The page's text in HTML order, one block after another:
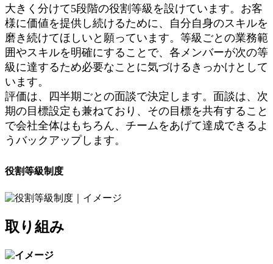
大きく分けて5段階の役割等級を設けています。お客
様に価値を提供し続けるために、自分自身のスキルを
磨き続けてほしいと願っています。等級ごとの業務範
囲やスキルを明確にすることで、各メンバーが次の等
級に達するため必要なことに気づけるきっかけとして
います。
評価は、四半期ごとの面談で決定します。面談は、次
期の目標設定も兼ねており、その目標を共有すること
で会社全体はもちろん、チームをあげて達成できるよ
うバックアップします。
役割等級制度
取り組み